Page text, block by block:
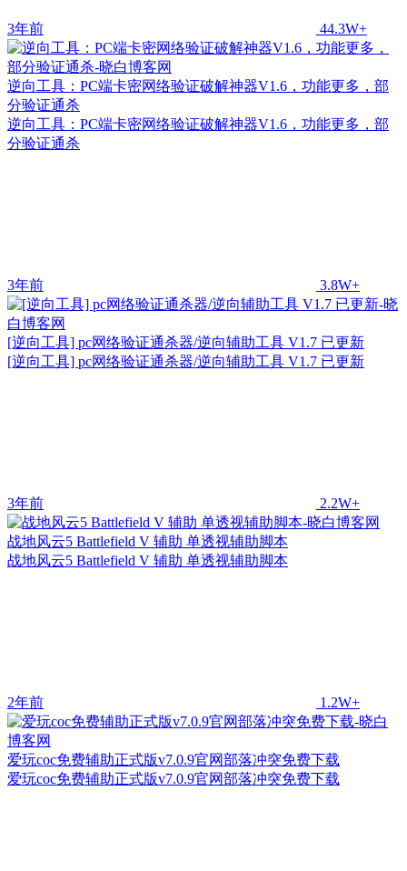
3年前 44.3W+
逆向工具：PC端卡密网络验证破解神器V1.6，功能更多，部
分验证通杀
逆向工具：PC端卡密网络验证破解神器V1.6，功能更多，部
分验证通杀
3年前 3.8W+
[逆向工具] pc网络验证通杀器/逆向辅助工具 V1.7 已更新
[逆向工具] pc网络验证通杀器/逆向辅助工具 V1.7 已更新
3年前 2.2W+
战地风云5 Battlefield V 辅助 单透视辅助脚本
战地风云5 Battlefield V 辅助 单透视辅助脚本
2年前 1.2W+
爱玩coc免费辅助正式版v7.0.9官网部落冲突免费下载
爱玩coc免费辅助正式版v7.0.9官网部落冲突免费下载